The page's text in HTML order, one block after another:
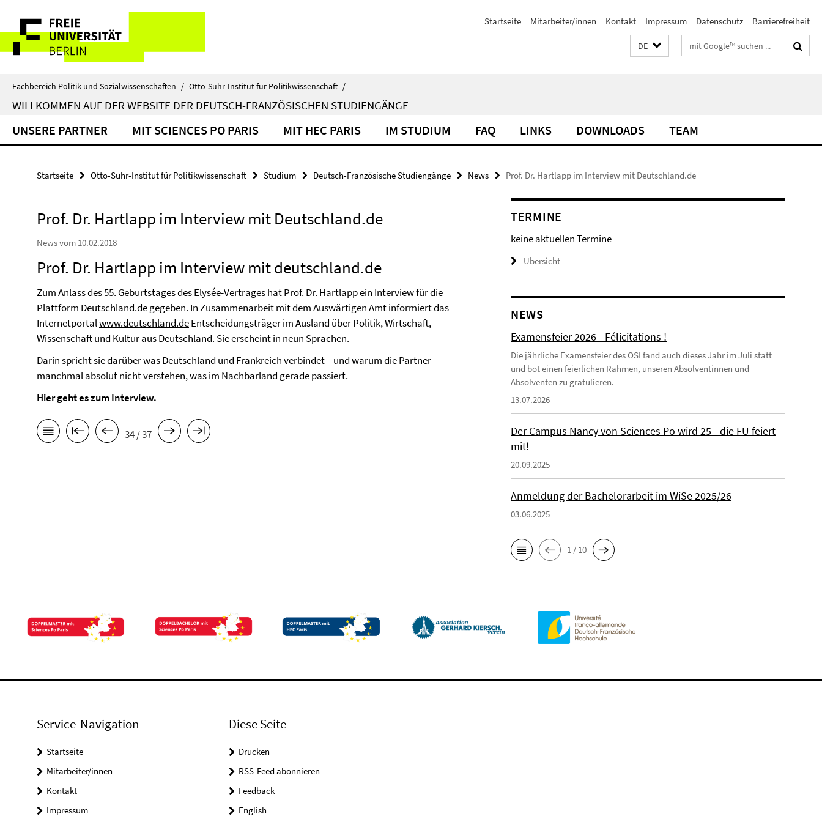
direkt
Inhalt
Service-
Navigation
Startseite Mitarbeiter/innen Kontakt Impressum Datenschutz Barrierefreiheit
DE Suchbegriffe
Fachbereich Politik und Sozialwissenschaften / Otto-Suhr-Institut für Politikwissenschaft /
WILLKOMMEN AUF DER WEBSITE DER DEUTSCH-FRANZÖSISCHEN STUDIENGÄNGE
UNSERE PARTNER MIT SCIENCES PO PARIS MIT HEC PARIS IM STUDIUM FAQ LINKS DOWNLOADS TEAM
Startseite Otto-Suhr-Institut für Politikwissenschaft Studium Deutsch-Französische Studiengänge News Prof. Dr. Hartlapp im Interview mit Deutschland.de
Prof. Dr. Hartlapp im Interview mit Deutschland.de
News vom 10.02.2018
Prof. Dr. Hartlapp im Interview mit deutschland.de
Zum Anlass des 55. Geburtstages des Elysée-Vertrages hat Prof. Dr. Hartlapp ein Interview für die
Plattform Deutschland.de gegeben. In Zusammenarbeit mit dem Auswärtigen Amt informiert das
Internetportalwww.deutschland.deEntscheidungsträger im Ausland über Politik, Wirtschaft,
Wissenschaft und Kultur aus Deutschland. Sie erscheint in neun Sprachen.
Darin spricht sie darüber was Deutschland und Frankreich verbindet – und warum die Partner
manchmal absolut nicht verstehen, was im Nachbarland gerade passiert.
Hiergeht es zum Interview.
34 / 37
TERMINE
keine aktuellen Termine
Übersicht
NEWS
Examensfeier 2026 - Félicitations !
Die jährliche Examensfeier des OSI fand auch dieses Jahr im Juli statt
und bot einen feierlichen Rahmen, unseren Absolventinnen und
Absolventen zu gratulieren.
13.07.2026
Der Campus Nancy von Sciences Po wird 25 - die FU feiert
mit!
20.09.2025
Anmeldung der Bachelorarbeit im WiSe 2025/26
03.06.2025
1 / 10
Service-Navigation
Startseite
Mitarbeiter/innen
Kontakt
Impressum
Diese Seite
Drucken
RSS-Feed abonnieren
Feedback
English